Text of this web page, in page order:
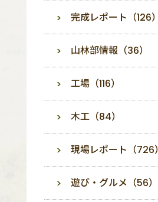
完成レポート（126）
山林部情報（36）
工場（116）
木工（84）
現場レポート（726）
遊び・グルメ（56）